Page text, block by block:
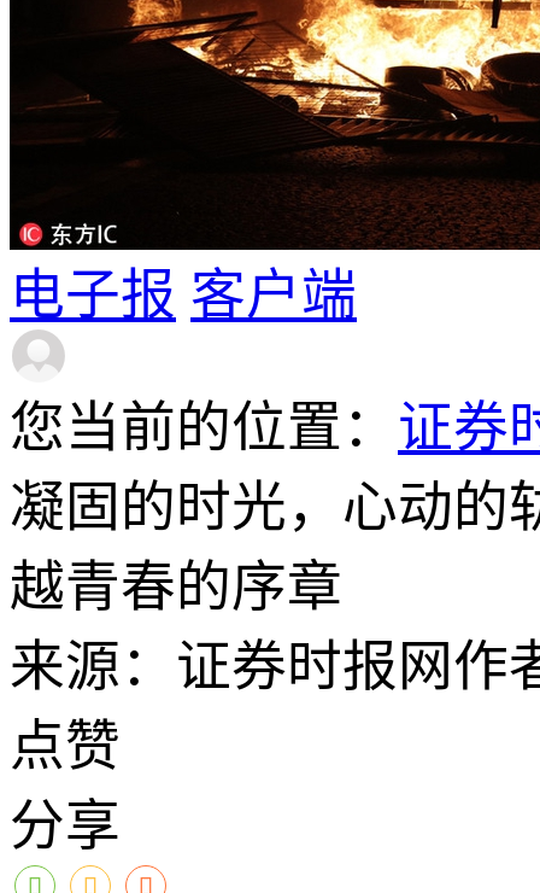
电子报 客户端
您当前的位置： 证券
凝固的时光，心动
越青春的序章
来源：证券时报网作
点赞
分享